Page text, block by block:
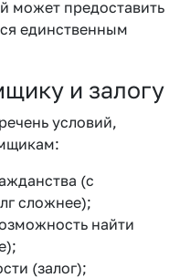
может предоставить
единственным
и залогу
условий,
(с
сложнее);
найти
(залог);